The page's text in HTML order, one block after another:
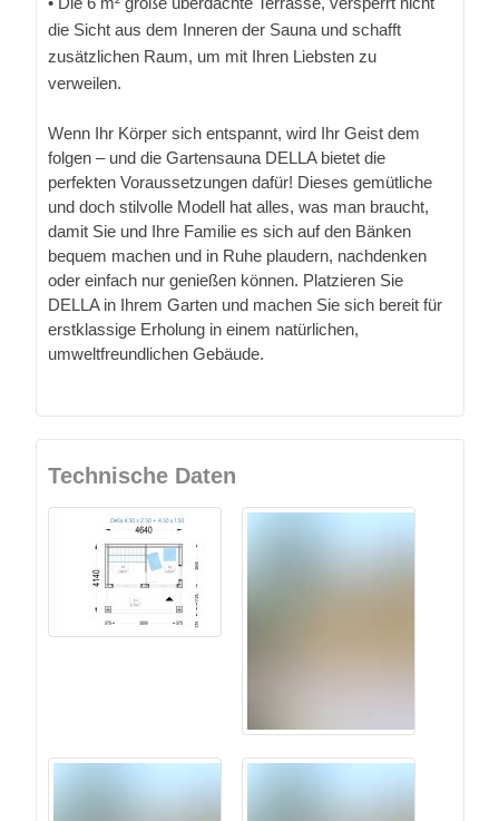
die Sicht aus dem Inneren der Sauna und schafft
zusätzlichen Raum, um mit Ihren Liebsten zu
verweilen.
Wenn Ihr Körper sich entspannt, wird Ihr Geist dem
folgen – und die Gartensauna DELLA bietet die
perfekten Voraussetzungen dafür! Dieses gemütliche
und doch stilvolle Modell hat alles, was man braucht,
damit Sie und Ihre Familie es sich auf den Bänken
bequem machen und in Ruhe plaudern, nachdenken
oder einfach nur genießen können. Platzieren Sie
DELLA in Ihrem Garten und machen Sie sich bereit für
erstklassige Erholung in einem natürlichen,
umweltfreundlichen Gebäude.
Technische Daten